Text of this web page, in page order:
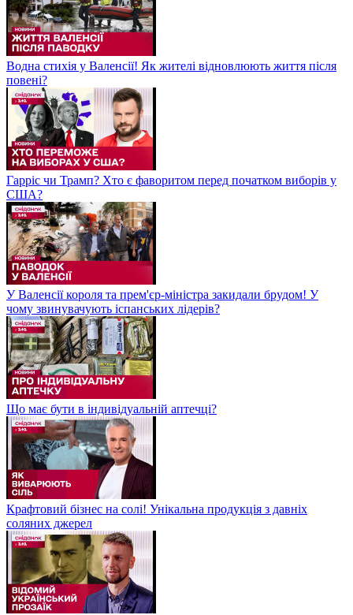
Водна стихія у Валенсії! Як жителі відновлюють життя після
повені?
Гарріс чи Трамп? Хто є фаворитом перед початком виборів у
США?
У Валенсії короля та прем'єр-міністра закидали брудом! У
чому звинувачують іспанських лідерів?
Що має бути в індивідуальній аптечці?
Крафтовий бізнес на солі! Унікальна продукція з давніх
соляних джерел